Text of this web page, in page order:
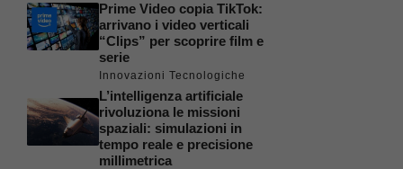
Prime Video copia TikTok:
arrivano i video verticali
“Clips” per scoprire film e
serie
Innovazioni Tecnologiche
L’intelligenza artificiale
rivoluziona le missioni
spaziali: simulazioni in
tempo reale e precisione
millimetrica